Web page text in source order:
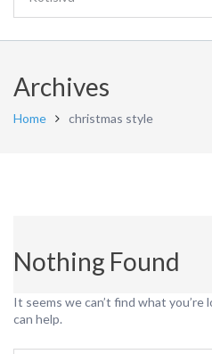
Archives
Home christmas style
Nothing Found
It seems we can’t find what you’re
can help.